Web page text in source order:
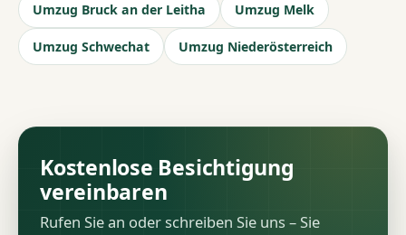
Umzug Bruck an der Leitha Umzug Melk
Umzug Schwechat Umzug Niederösterreich
Kostenlose Besichtigung
vereinbaren
Rufen Sie an oder schreiben Sie uns – Sie